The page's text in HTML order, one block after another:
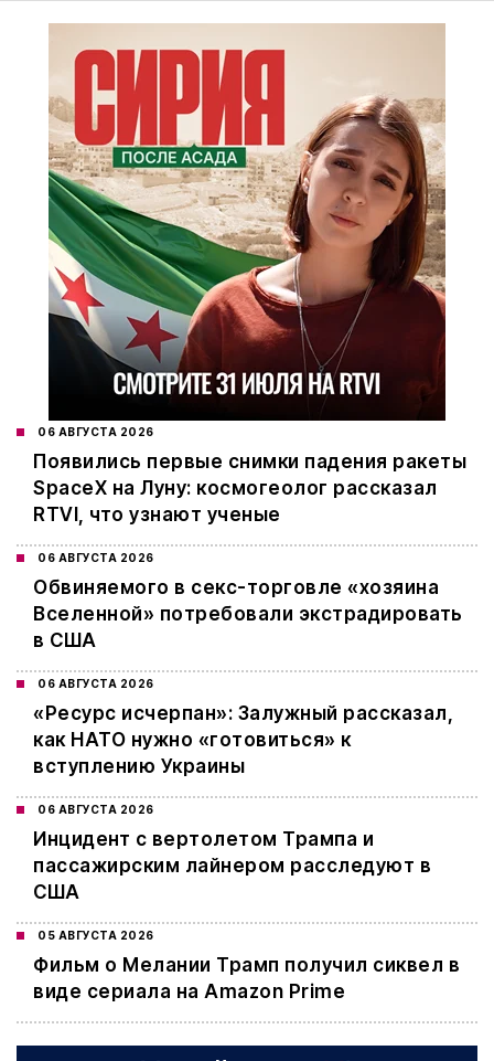
06 АВГУСТА 2026
Появились первые снимки падения ракеты
SpaceX на Луну: космогеолог рассказал
RTVI, что узнают ученые
06 АВГУСТА 2026
Обвиняемого в секс-торговле «хозяина
Вселенной» потребовали экстрадировать
в США
06 АВГУСТА 2026
«Ресурс исчерпан»: Залужный рассказал,
как НАТО нужно «готовиться» к
вступлению Украины
06 АВГУСТА 2026
Инцидент с вертолетом Трампа и
пассажирским лайнером расследуют в
США
05 АВГУСТА 2026
Фильм о Мелании Трамп получил сиквел в
виде сериала на Amazon Prime